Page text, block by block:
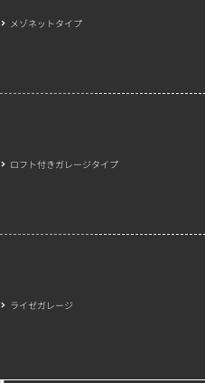
メゾネットタイプ
ロフト付きガレージタイプ
ライゼガレージ